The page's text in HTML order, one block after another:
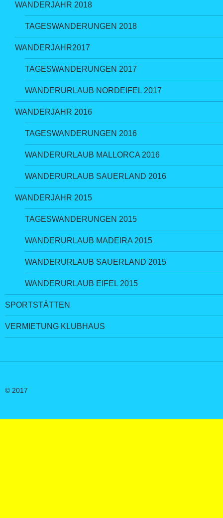
WANDERJAHR 2018
TAGESWANDERUNGEN 2018
WANDERJAHR2017
TAGESWANDERUNGEN 2017
WANDERURLAUB NORDEIFEL 2017
WANDERJAHR 2016
TAGESWANDERUNGEN 2016
WANDERURLAUB MALLORCA 2016
WANDERURLAUB SAUERLAND 2016
WANDERJAHR 2015
TAGESWANDERUNGEN 2015
WANDERURLAUB MADEIRA 2015
WANDERURLAUB SAUERLAND 2015
WANDERURLAUB EIFEL 2015
SPORTSTÄTTEN
VERMIETUNG KLUBHAUS
© 2017